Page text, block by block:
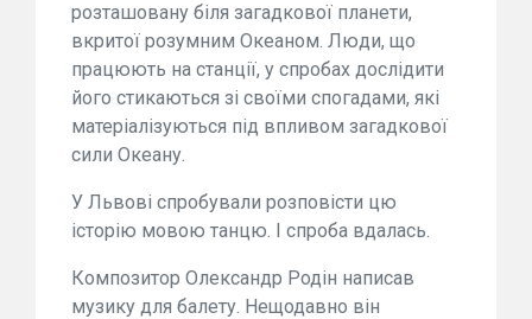
розташовану біля загадкової планети,
вкритої розумним Океаном. Люди, що
працюють на станції, у спробах дослідити
його стикаються зі своїми спогадами, які
матеріалізуються під впливом загадкової
сили Океану.
У Львові спробували розповісти цю
історію мовою танцю. І спроба вдалась.
Композитор Олександр Родін написав
музику для балету. Нещодавно він